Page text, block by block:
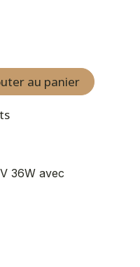
au panier
36W avec